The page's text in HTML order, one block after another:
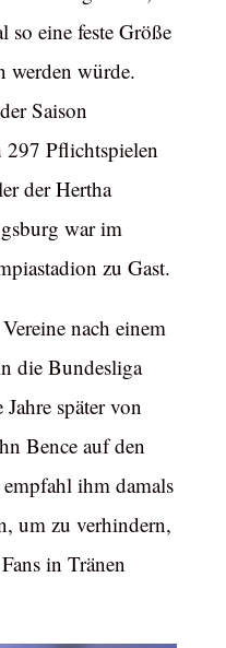
so eine feste Größe
werden würde.
Saison
Pflichtspielen
der Hertha
war im
zu Gast.
nach einem
die Bundesliga
später von
Bence auf den
ihm damals
um zu verhindern,
in Tränen